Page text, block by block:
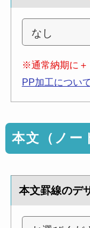
※通常納期に＋
PP加工について
本文（ノー
本文罫線のデ